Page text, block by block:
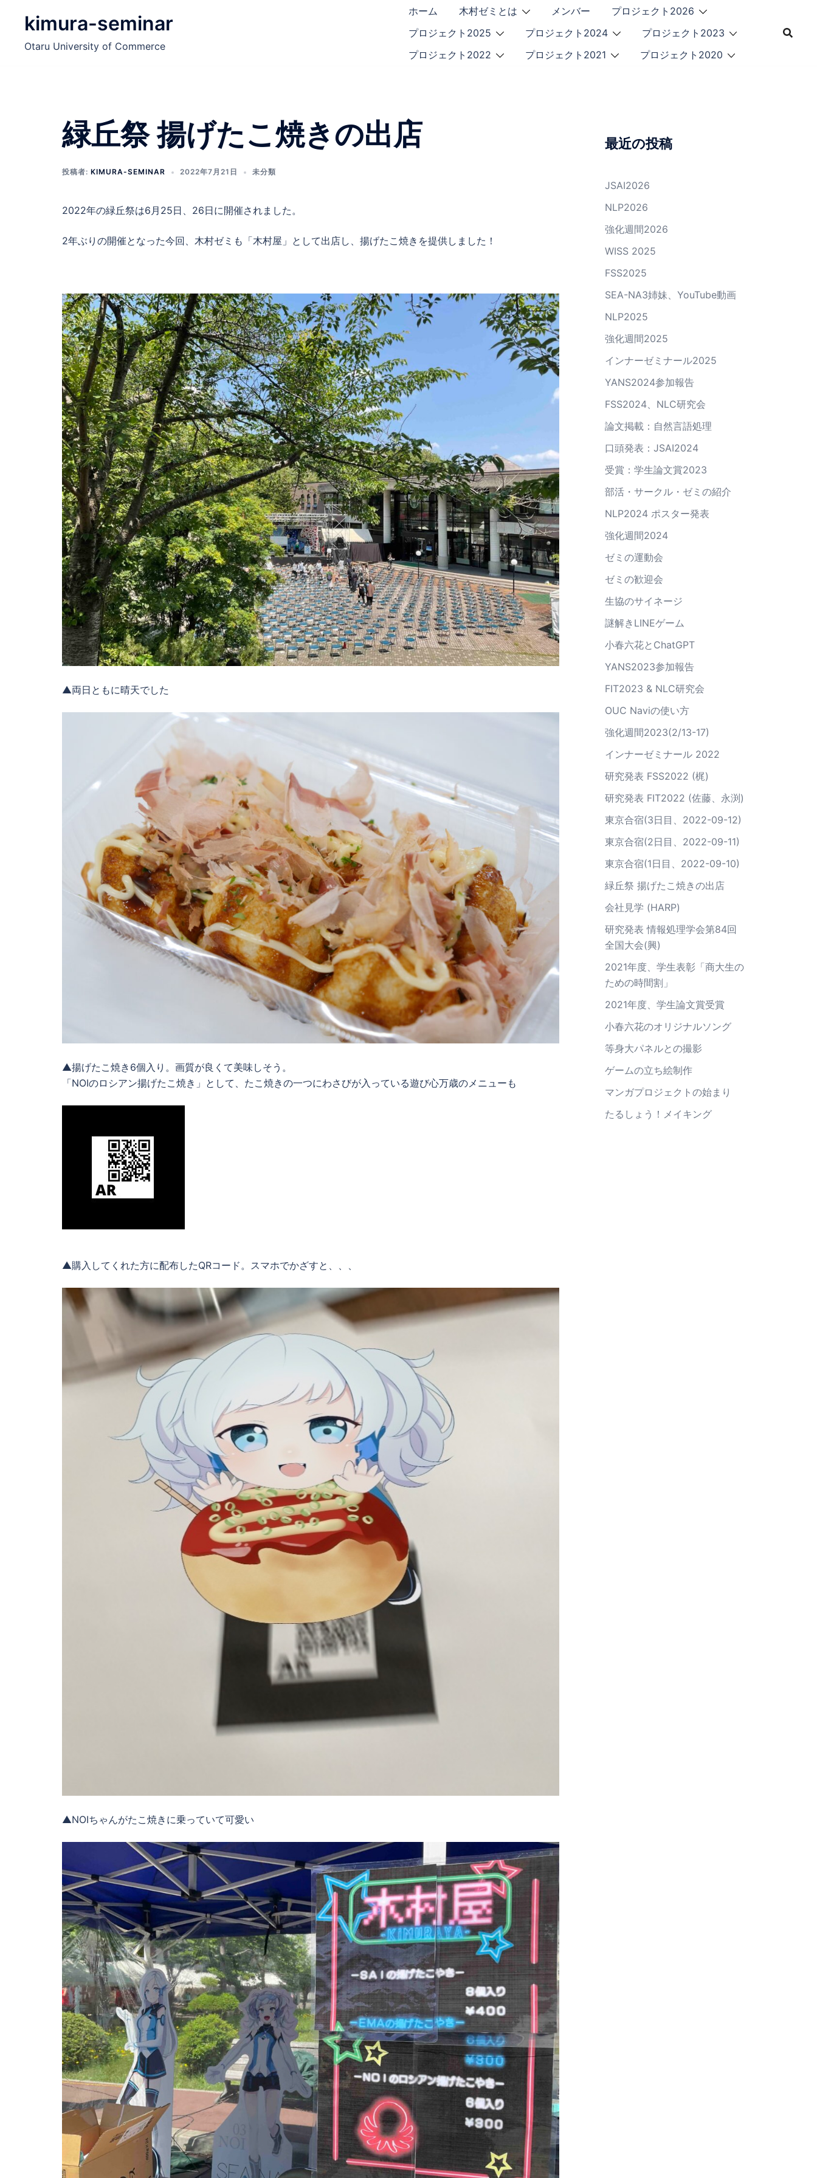
kimura-seminar
Otaru University of Commerce
ホーム 木村ゼミとは メンバー
プロジェクト2026
プロジェクト2025
プロジェクト2024
プロジェクト2023
プロジェクト2022
プロジェクト2021 プロジェクト2020
緑丘祭 揚げたこ焼きの出店
投稿者: KIMURA-SEMINAR 2022年7月21日 未分類
2022年の緑丘祭は6月25日、26日に開催されました。
2年ぶりの開催となった今回、木村ゼミも「木村屋」として出店し、揚げたこ焼きを提供しました！
▲両日ともに晴天でした
▲揚げたこ焼き6個入り。画質が良くて美味しそう。
「NOIのロシアン揚げたこ焼き」として、たこ焼きの一つにわさびが入っている遊び心万歳のメニューも
▲購入してくれた方に配布したQRコード。スマホでかざすと、、、
▲NOIちゃんがたこ焼きに乗っていて可愛い
最近の投稿
JSAI2026
NLP2026
強化週間2026
WISS 2025
FSS2025
SEA-NA3姉妹、YouTube動画
NLP2025
強化週間2025
インナーゼミナール2025
YANS2024参加報告
FSS2024、NLC研究会
論文掲載：自然言語処理
口頭発表：JSAI2024
受賞：学生論文賞2023
部活・サークル・ゼミの紹介
NLP2024 ポスター発表
強化週間2024
ゼミの運動会
ゼミの歓迎会
生協のサイネージ
謎解きLINEゲーム
小春六花とChatGPT
YANS2023参加報告
FIT2023 & NLC研究会
OUC Naviの使い方
強化週間2023(2/13-17)
インナーゼミナール 2022
研究発表 FSS2022 (梶)
研究発表 FIT2022 (佐藤、永渕)
東京合宿(3日目、2022-09-12)
東京合宿(2日目、2022-09-11)
東京合宿(1日目、2022-09-10)
緑丘祭 揚げたこ焼きの出店
会社見学 (HARP)
研究発表 情報処理学会第84回
全国大会(興)
2021年度、学生表彰「商大生の
ための時間割」
2021年度、学生論文賞受賞
小春六花のオリジナルソング
等身大パネルとの撮影
ゲームの立ち絵制作
マンガプロジェクトの始まり
たるしょう！メイキング